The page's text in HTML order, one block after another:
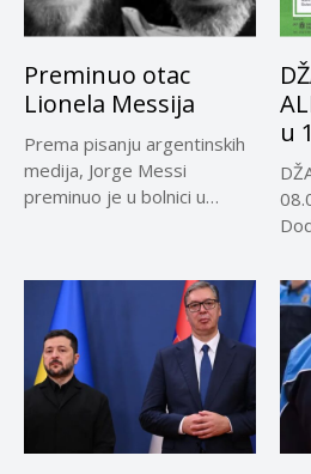
Preminuo otac
Lionela Messija
Prema pisanju argentinskih
medija, Jorge Messi
preminuo je u bolnici u
u